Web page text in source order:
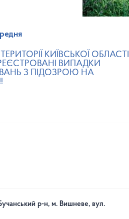
КИЇВСЬКОЇ ОБЛАСТІ
ВИПАДКИ
З ПІДОЗРОЮ НА
р-н, м. Вишневе, вул.